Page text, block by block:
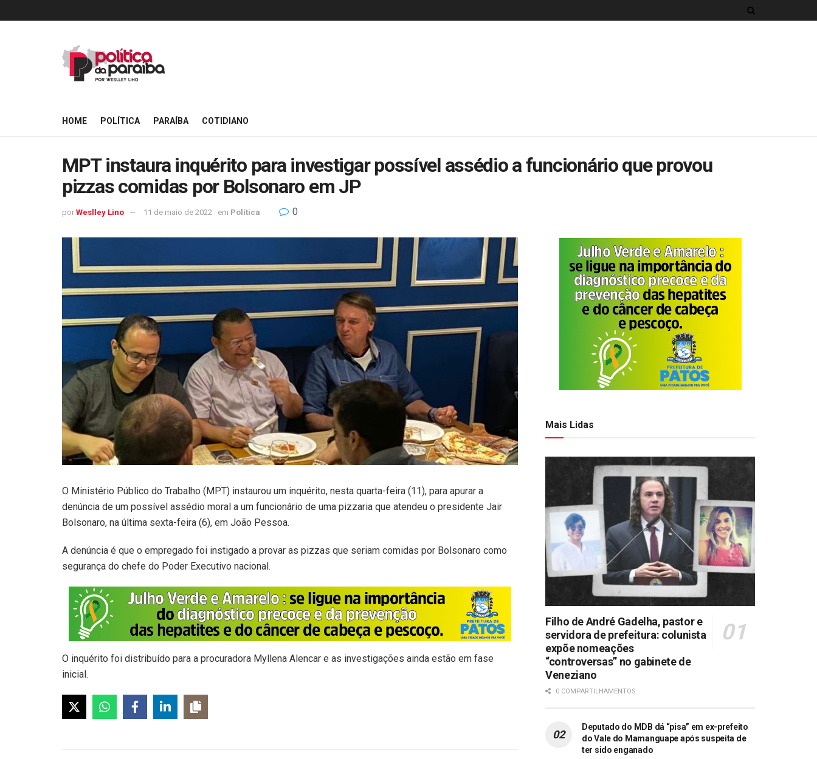
HOME POLÍTICA PARAÍBA COTIDIANO
MPT instaura inquérito para investigar possível assédio a funcionário que provou
pizzas comidas por Bolsonaro em JP
por Weslley Lino 11 de maio de 2022 em Política 0
O Ministério Público do Trabalho (MPT) instaurou um inquérito, nesta quarta-feira (11), para apurar a
denúncia de um possível assédio moral a um funcionário de uma pizzaria que atendeu o presidente Jair
Bolsonaro, na última sexta-feira (6), em João Pessoa.
A denúncia é que o empregado foi instigado a provar as pizzas que seriam comidas por Bolsonaro como
segurança do chefe do Poder Executivo nacional.
O inquérito foi distribuído para a procuradora Myllena Alencar e as investigações ainda estão em fase
inicial.
Mais Lidas
Filho de André Gadelha, pastor e
servidora de prefeitura: colunista
expõe nomeações
“controversas” no gabinete de
Veneziano
0 COMPARTILHAMENTOS
Deputado do MDB dá “pisa” em ex-prefeito
do Vale do Mamanguape após suspeita de
ter sido enganado